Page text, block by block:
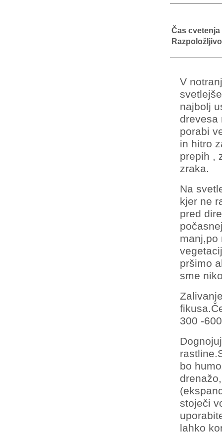
Čas cvetenja
V
najbolj
drevesa
porabi
in hitro
prepih ,
zraka.
Na
kjer ne
pred
manj,po
pršimo
sme
300 -
bo
stoječi
lahko